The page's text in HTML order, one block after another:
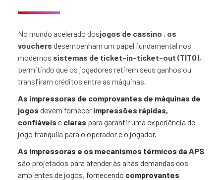
No mundo acelerado dosjogos de cassino , os
vouchers desempenham um papel fundamental nos
modernos sistemas de ticket-in-ticket-out (TITO),
permitindo que os jogadores retirem seus ganhos ou
transfiram créditos entre as máquinas.
As impressoras de comprovantes de máquinas de
jogos devem fornecer impressões rápidas,
confiáveis e claras para garantir uma experiência de
jogo tranquila para o operador e o jogador.
As impressoras e os mecanismos térmicos da APS
são projetados para atender às altas demandas dos
ambientes de jogos, fornecendo comprovantes